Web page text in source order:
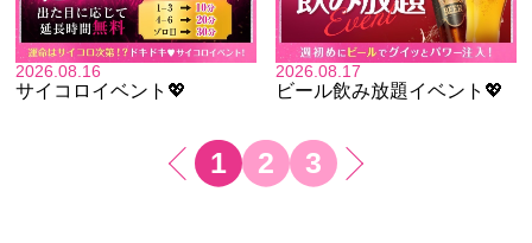
2026.08.16
サイコロイベント💖
2026.08.17
ビール飲み放題イベント💖
1 2 3